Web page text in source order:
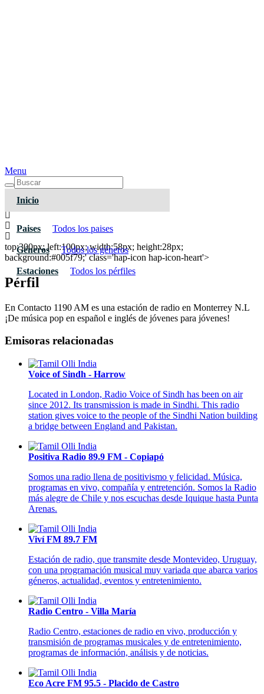
Menu
Inicio
Paises Todos los paises
Géneros Todos los géneros
Estaciones Todos los pérfiles
Contacto 1190 AM
top:300px; left:100px; width:58px; height:28px;
background:#005f79;' class='hap-icon hap-icon-heart'>
Pérfil
En Contacto 1190 AM es una estación de radio en Monterrey N.L
¡De música pop en español e inglés de jóvenes para jóvenes!
Emisoras relacionadas
Voice of Sindh - Harrow
Located in London, Radio Voice of Sindh has been on air
since 2012. Its transmission is made in Sindhi. This radio
station gives voice to the people of the Sindhi Nation building
a bridge between England and Pakistan.
Positiva Radio 89.9 FM - Copiapó
Somos una radio llena de positivismo y felicidad. Música,
programas en vivo, compañía y entretención. Somos la Radio
más alegre de Chile y nos escuchas desde Iquique hasta Punta
Arenas.
Viví FM 89.7 FM
Estación de radio, que transmite desde Montevideo, Uruguay,
con una programación musical muy variada que abarca varios
géneros, actualidad, eventos y entretenimiento.
Radio Centro - Villa María
Radio Centro, estaciones de radio en vivo, producción y
transmisión de programas musicales y de entretenimiento,
programas de información, análisis y de noticias.
Eco Acre FM 95.5 - Placido de Castro